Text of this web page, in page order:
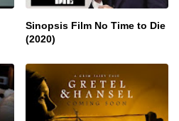
Sinopsis Film No Time to Die
(2020)